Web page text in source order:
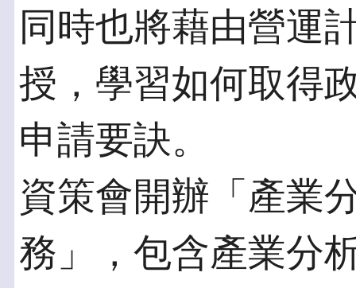
同時也將藉由營運
授，學習如何取得
申請要訣。
資策會開辦「產業
務」，包含產業分